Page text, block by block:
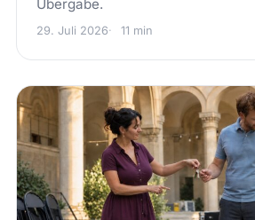
Übergabe.
29. Juli 2026 11 min